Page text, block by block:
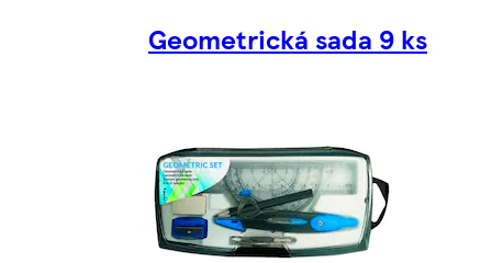
Geometrická sada 9 ks